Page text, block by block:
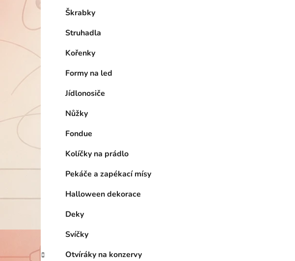
Škrabky
Struhadla
Kořenky
Formy na led
Jídlonosiče
Nůžky
Fondue
Kolíčky na prádlo
Pekáče a zapékací mísy
Halloween dekorace
Deky
Svíčky
Otvíráky na konzervy